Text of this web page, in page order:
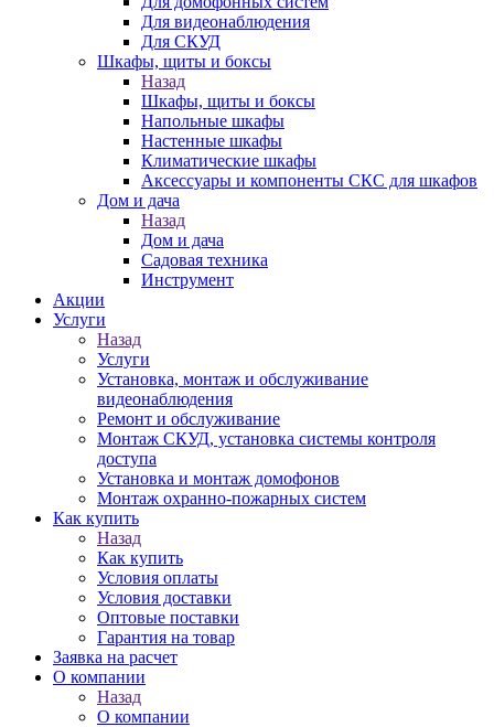
Для видеонаблюдения
Для СКУД
Шкафы, щиты и боксы
Назад
Шкафы, щиты и боксы
Напольные шкафы
Настенные шкафы
Климатические шкафы
Аксессуары и компоненты СКС для шкафов
Дом и дача
Назад
Дом и дача
Садовая техника
Инструмент
Акции
Услуги
Назад
Услуги
Установка, монтаж и обслуживание
видеонаблюдения
Ремонт и обслуживание
Монтаж СКУД, установка системы контроля
доступа
Установка и монтаж домофонов
Монтаж охранно-пожарных систем
Как купить
Назад
Как купить
Условия оплаты
Условия доставки
Оптовые поставки
Гарантия на товар
Заявка на расчет
О компании
Назад
О компании